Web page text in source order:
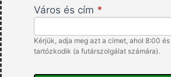
Város és cím *
Kérjük, adja meg azt a címet, ahol 8:00
tartózkodik (a futárszolgálat számára).